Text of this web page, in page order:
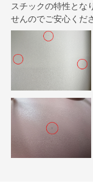
スチックの特性とな
せんのでご安心くだ